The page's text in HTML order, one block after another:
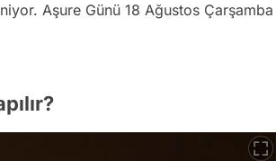
Aşure Günü 18 Ağustos Çarşamba